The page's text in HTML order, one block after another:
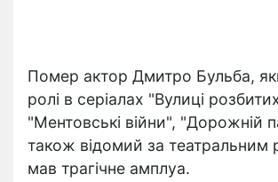
Помер актор Дмитро Бульба,
ролі в серіалах "Вулиці
"Ментовські війни", "Дорожній
також відомий за театральним
мав трагічне амплуа.